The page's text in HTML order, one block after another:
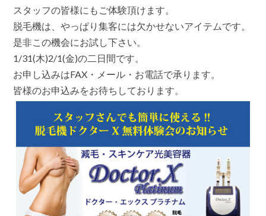
X
無
料
体
験
会
開
催
し
スタッフの皆様にもご体験頂けます。
脱毛機は、やっぱり集客には欠かせないアイテムです。
是非この機会にお試し下さい。
1/31(木)2/1(金)の二日間です。
お申し込みはFAX・メール・お電話で承ります。
皆様のお申込みをお待ちしております。